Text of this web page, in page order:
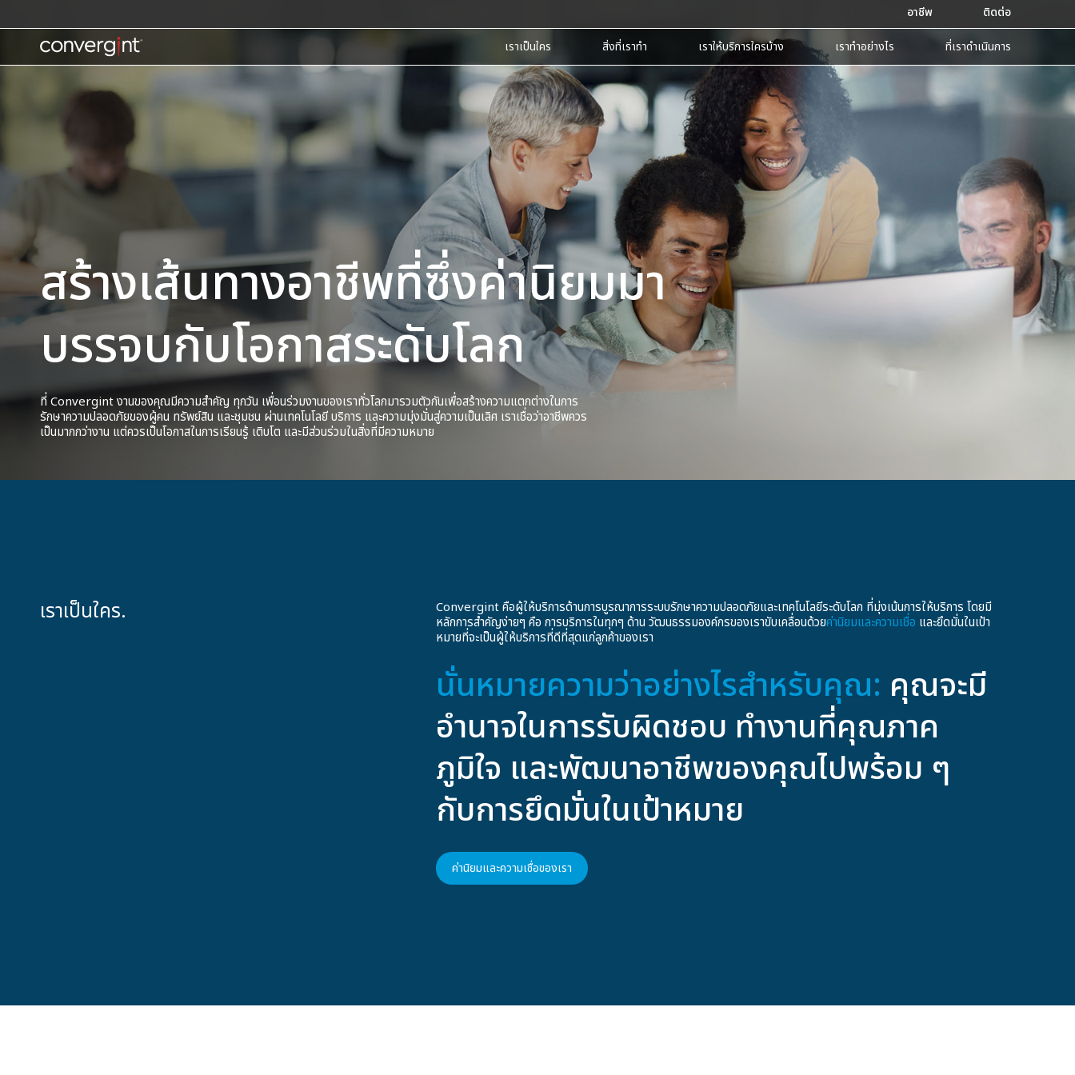
to
อาชีพ ติดต่อ
Home เราเป็นใคร สิ่งที่เราทำ เราให้บริการใครบ้าง เราทำอย่างไร ที่เราดำเนินการ
สร้างเส้นทางอาชีพที่ซึ่งค่านิยมมา
บรรจบกับโอกาสระดับโลก
ที่ Convergint งานของคุณมีความสำคัญ ทุกวัน เพื่อนร่วมงานของเราทั่วโลกมารวมตัวกันเพื่อสร้างความแตกต่างในการ
รักษาความปลอดภัยของผู้คน ทรัพย์สิน และชุมชน ผ่านเทคโนโลยี บริการ และความมุ่งมั่นสู่ความเป็นเลิศ เราเชื่อว่าอาชีพควร
เป็นมากกว่างาน แต่ควรเป็นโอกาสในการเรียนรู้ เติบโต และมีส่วนร่วมในสิ่งที่มีความหมาย
เราเป็นใคร.
Convergint คือผู้ให้บริการด้านการบูรณาการระบบรักษาความปลอดภัยและเทคโนโลยีระดับโลก ที่มุ่งเน้นการให้บริการ โดยมี
หลักการสำคัญง่ายๆ คือ การบริการในทุกๆ ด้าน วัฒนธรรมองค์กรของเราขับเคลื่อนด้วยค่านิยมและความเชื่อ และยึดมั่นในเป้า
หมายที่จะเป็นผู้ให้บริการที่ดีที่สุดแก่ลูกค้าของเรา
นั่นหมายความว่าอย่างไรสำหรับคุณ: คุณจะมี
อำนาจในการรับผิดชอบ ทำงานที่คุณภาค
ภูมิใจ และพัฒนาอาชีพของคุณไปพร้อม ๆ
กับการยึดมั่นในเป้าหมาย
ค่านิยมและความเชื่อของเรา